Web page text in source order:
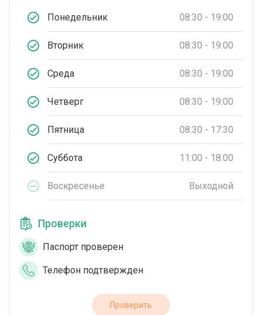
Понедельник 08:30 - 19:00
Вторник 08:30 - 19:00
Среда 08:30 - 19:00
Четверг 08:30 - 19:00
Пятница 08:30 - 17:30
Суббота 11:00 - 18:00
Воскресенье Выходной
Проверки
Паспорт проверен
Телефон подтвержден
Проверить